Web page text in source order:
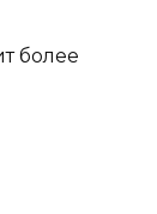
более